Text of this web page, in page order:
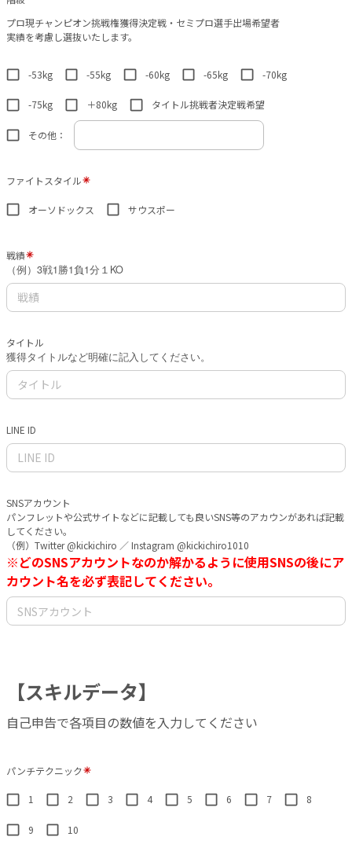
プロ現チャンピオン挑戦権獲得決定戦・セミプロ選手出場希望者
実績を考慮し選抜いたします。
-53kg -55kg -60kg -65kg -70kg
-75kg ＋80kg タイトル挑戦者決定戦希望
その他：
ファイトスタイル
オーソドックス サウスポー
戦績
（例）3戦1勝1負1分１KO
タイトル
獲得タイトルなど明確に記入してください。
LINE ID
SNSアカウント
パンフレットや公式サイトなどに記載しても良いSNS等のアカウンがあれば記載
してください。
（例）Twitter @kickichiro ／ Instagram @kickichiro1010
※どのSNSアカウントなのか解かるように使用SNSの後にア
カウント名を必ず表記してください。
【スキルデータ】
自己申告で各項目の数値を入力してください
パンチテクニック
1 2 3 4 5 6 7 8
9 10